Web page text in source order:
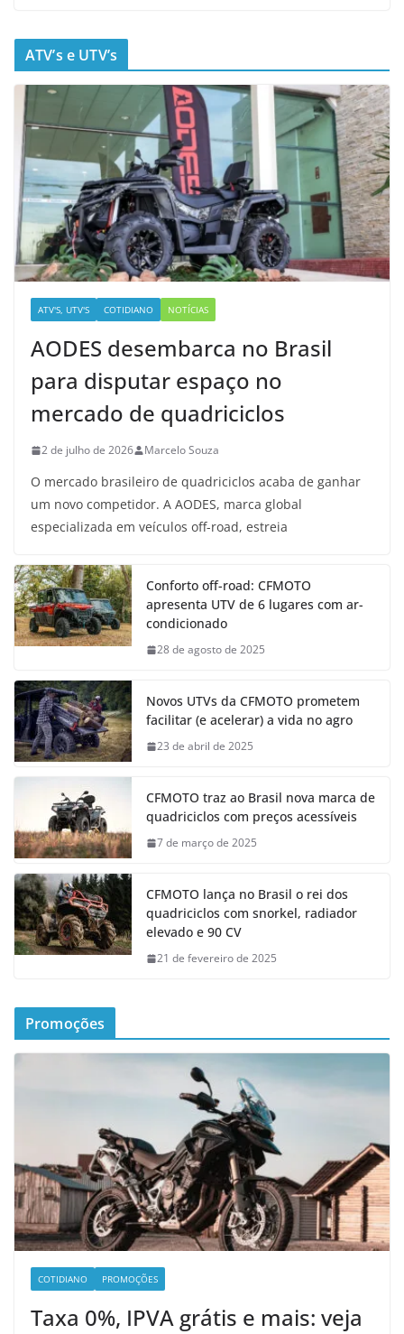
ATV’s e UTV’s
ATV'S, UTV'S COTIDIANO NOTÍCIAS
AODES desembarca no Brasil
para disputar espaço no
mercado de quadriciclos
2 de julho de 2026 Marcelo Souza
O mercado brasileiro de quadriciclos acaba de ganhar
um novo competidor. A AODES, marca global
especializada em veículos off-road, estreia
Conforto off-road: CFMOTO
apresenta UTV de 6 lugares com ar-
condicionado
28 de agosto de 2025
Novos UTVs da CFMOTO prometem
facilitar (e acelerar) a vida no agro
23 de abril de 2025
CFMOTO traz ao Brasil nova marca de
quadriciclos com preços acessíveis
7 de março de 2025
CFMOTO lança no Brasil o rei dos
quadriciclos com snorkel, radiador
elevado e 90 CV
21 de fevereiro de 2025
Promoções
COTIDIANO PROMOÇÕES
Taxa 0%, IPVA grátis e mais: veja